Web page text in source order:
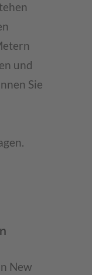
und
Sie
New